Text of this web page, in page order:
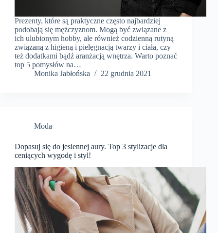
Prezenty, które są praktyczne często najbardziej
podobają się mężczyznom. Mogą być związane z
ich ulubionym hobby, ale również codzienną rutyną
związaną z higieną i pielęgnacją twarzy i ciała, czy
też dodatkami bądź aranżacją wnętrza. Warto poznać
top 5 pomysłów na…
Monika Jabłońska
22 grudnia 2021
Moda
Dopasuj się do jesiennej aury. Top 3 stylizacje dla
ceniących wygodę i styl!